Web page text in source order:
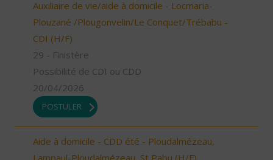
Auxiliaire de vie/aide à domicile - Locmaria-
Plouzané /Plougonvelin/Le Conquet/Trébabu -
CDI (H/F)
29 - Finistère
Possibilité de CDI ou CDD
20/04/2026
POSTULER
Aide à domicile - CDD été - Ploudalmézeau,
Lampaul-Ploudalmézeau, St Pabu (H/F)